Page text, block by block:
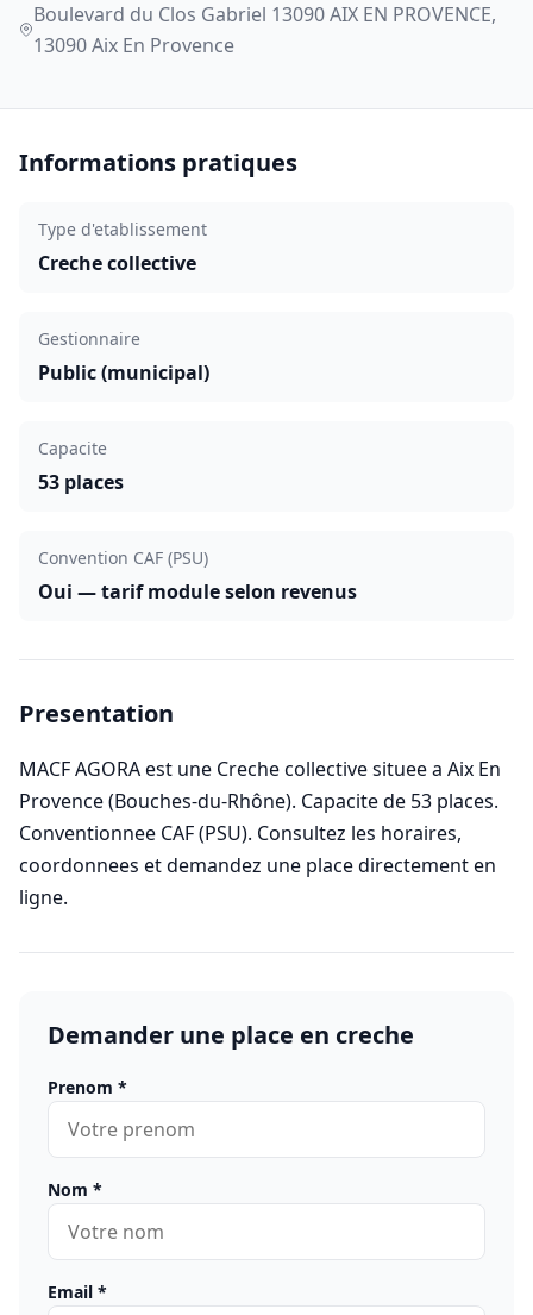
Boulevard du Clos Gabriel 13090 AIX EN PROVENCE,
13090 Aix En Provence
Informations pratiques
Type d'etablissement
Creche collective
Gestionnaire
Public (municipal)
Capacite
53 places
Convention CAF (PSU)
Oui — tarif module selon revenus
Presentation
MACF AGORA est une Creche collective situee a Aix En
Provence (Bouches-du-Rhône). Capacite de 53 places.
Conventionnee CAF (PSU). Consultez les horaires,
coordonnees et demandez une place directement en
ligne.
Demander une place en creche
Prenom *
Nom *
Email *